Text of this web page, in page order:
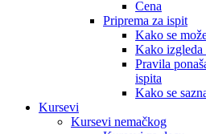
Cena
Priprema za ispit
Kako se
Kako izgleda
Pravila
ispita
Kako se
Kursevi
Kursevi nemačkog